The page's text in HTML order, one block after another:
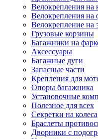
Велокрепления
Велокрепления на
Велокрепление на
Грузовые корзины
Багажники на
Аксессуары
Багажные дуги
Запасные части
Крепления для
Опоры багажника
Установочные
Полезное для всех
Секретки на колеса
Браслеты
Дворники с